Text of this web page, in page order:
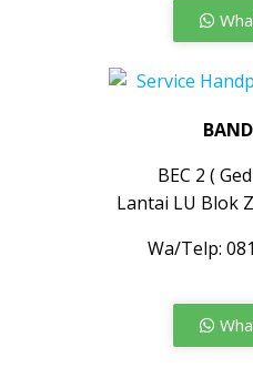
BEC 2 (
Lantai LU Blok
Wa/Telp: